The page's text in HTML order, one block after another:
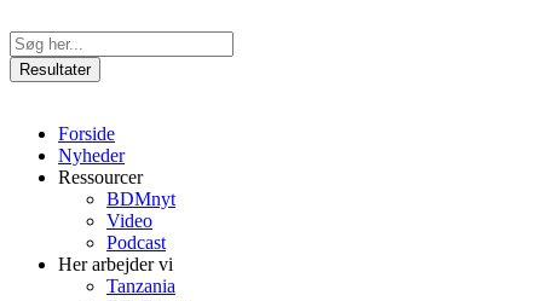
til
indhold
Search
...Resultater
Forside
Nyheder
Ressourcer
BDMnyt
Video
Podcast
Her arbejder vi
Tanzania